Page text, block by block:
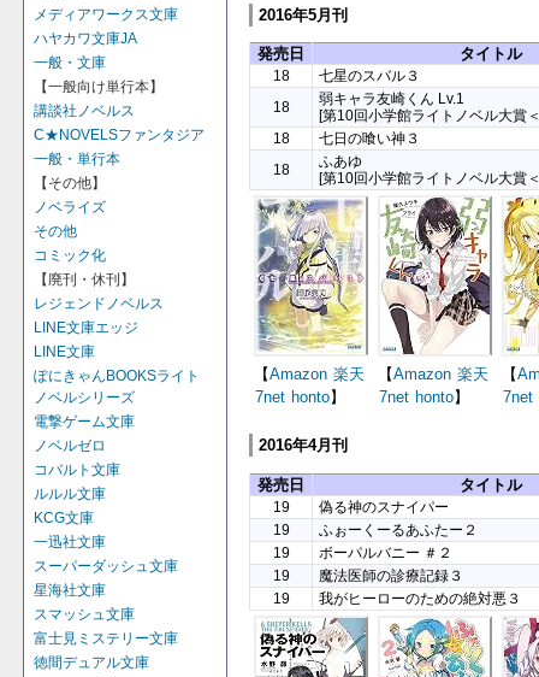
メディアワークス文庫
ハヤカワ文庫JA
一般・文庫
【一般向け単行本】
講談社ノベルス
C★NOVELSファンタジア
一般・単行本
【その他】
ノベライズ
その他
コミック化
【廃刊・休刊】
レジェンドノベルス
LINE文庫エッジ
LINE文庫
ぽにきゃんBOOKSライト
ノベルシリーズ
電撃ゲーム文庫
ノベルゼロ
コバルト文庫
ルルル文庫
KCG文庫
一迅社文庫
スーパーダッシュ文庫
星海社文庫
スマッシュ文庫
富士見ミステリー文庫
徳間デュアル文庫
2016年5月刊
発売日 タイトル
18
七星のスバル３
18
弱キャラ友崎くん Lv.1
[第10回小学館ライトノベル大賞
18
七日の喰い神３
18
ふあゆ
[第10回小学館ライトノベル大賞
【Amazon 楽天
7net honto】
【Amazon 楽天
7net honto】
【
7net
2016年4月刊
発売日 タイトル
19
偽る神のスナイパー
19
ふぉーくーるあふたー２
19
ボーパルバニー ＃２
19
魔法医師の診療記録３
19
我がヒーローのための絶対悪３